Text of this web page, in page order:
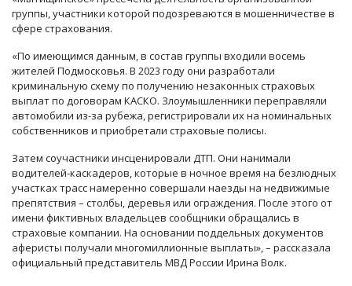
группы, участники которой подозреваются в мошенничестве в
сфере страхования.
«По имеющимся данным, в состав группы входили восемь
жителей Подмосковья. В 2023 году они разработали
криминальную схему по получению незаконных страховых
выплат по договорам КАСКО. Злоумышленники переправляли
автомобили из-за рубежа, регистрировали их на номинальных
собственников и приобретали страховые полисы.
Затем соучастники инсценировали ДТП. Они нанимали
водителей-каскадеров, которые в ночное время на безлюдных
участках трасс намеренно совершали наезды на недвижимые
препятствия – столбы, деревья или ограждения. После этого от
имени фиктивных владельцев сообщники обращались в
страховые компании. На основании поддельных документов
аферисты получали многомиллионные выплаты», – рассказала
официальный представитель МВД России Ирина Волк.